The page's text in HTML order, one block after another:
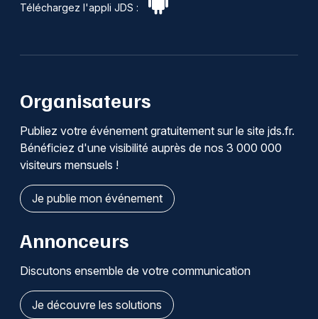
Téléchargez l'appli JDS :
Organisateurs
Publiez votre événement gratuitement sur le site jds.fr.
Bénéficiez d'une visibilité auprès de nos 3 000 000
visiteurs mensuels !
Je publie mon événement
Annonceurs
Discutons ensemble de votre communication
Je découvre les solutions